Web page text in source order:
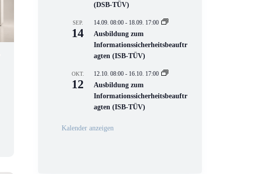
u
l
V
e
r
n
s
t
a
t
n
(DSB-TÜV)
SEP.
14
14.09. 08:00 - 18.09. 17:00
Ausbildung zum
Informationssicherheitsbeauftr
agten (ISB-TÜV)
OKT.
12
12.10. 08:00 - 16.10. 17:00
Ausbildung zum
Informationssicherheitsbeauftr
agten (ISB-TÜV)
Kalender anzeigen